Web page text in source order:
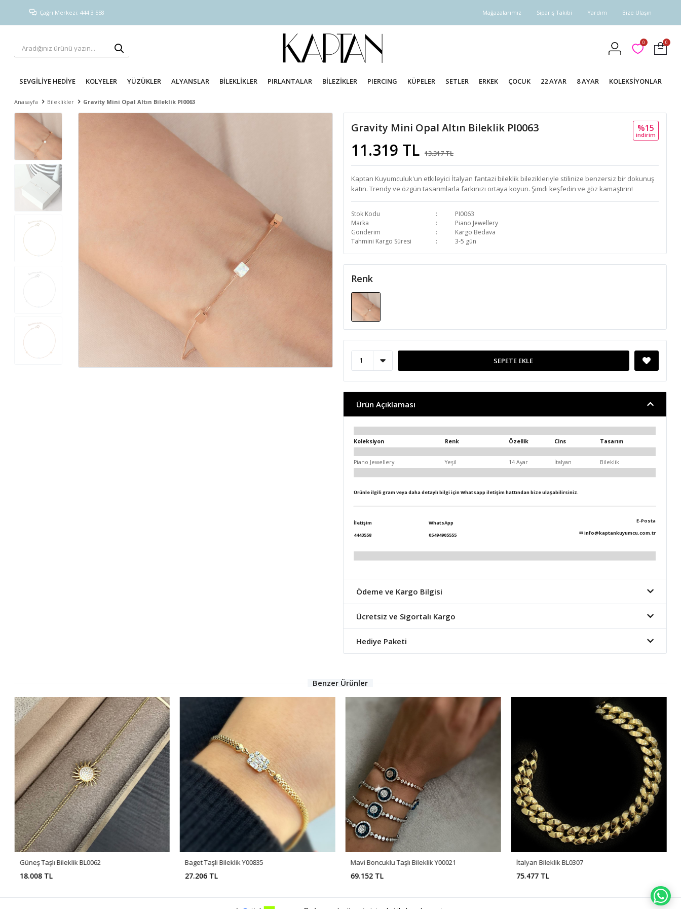
Çağrı Merkezi: 444 3 558 Mağazalarımız Sipariş Takibi Yardım Bize Ulaşın
0 0
SEVGİLİYE HEDİYE KOLYELER YÜZÜKLER ALYANSLAR BİLEKLİKLER PIRLANTALAR BİLEZİKLER PIERCING KÜPELER SETLER ERKEK ÇOCUK 22 AYAR 8 AYAR KOLEKSİYONLAR
Anasayfa Bileklikler Gravity Mini Opal Altın Bileklik PI0063
Gravity Mini Opal Altın Bileklik PI0063
11.319 TL 13.317 TL
%15
i̇ndi̇ri̇m
Kaptan Kuyumculuk'un etkileyici İtalyan fantazi bileklik bilezikleriyle stilinize benzersiz bir dokunuş
katın. Trendy ve özgün tasarımlarla farkınızı ortaya koyun. Şimdi keşfedin ve göz kamaştırın!
Stok Kodu
PI0063
Marka
Piano Jewellery
Gönderim
Kargo Bedava
Tahmini Kargo Süresi
3-5 gün
Renk
SEPETE EKLE
Ürün Açıklaması
Koleksiyon Renk Özellik Cins Tasarım
Piano Jewellery Yeşil 14 Ayar İtalyan Bileklik
Ürünle ilgili gram veya daha detaylı bilgi için Whatsapp iletişim hattından bize ulaşabilirsiniz.
İletişim
4443558
WhatsApp
05494905555
E-Posta
✉info@kaptankuyumcu.com.tr
Ödeme ve Kargo Bilgisi
Ücretsiz ve Sigortalı Kargo
Hediye Paketi
Benzer Ürünler
Güneş Taşlı Bileklik BL0062
18.008 TL
Baget Taşli Bileklik Y00835
27.206 TL
Mavi Boncuklu Taşlı Bileklik Y00021
69.152 TL
İtalyan Bileklik BL0307
75.477 TL